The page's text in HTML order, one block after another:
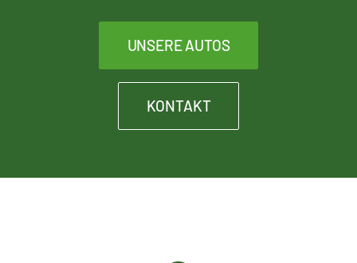
UNSERE AUTOS
KONTAKT